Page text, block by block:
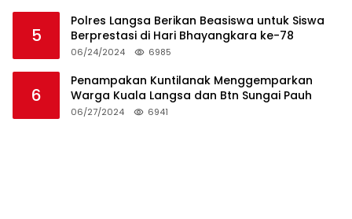
5
Polres Langsa Berikan Beasiswa untuk Siswa
Berprestasi di Hari Bhayangkara ke-78
06/24/2024 6985
6
Penampakan Kuntilanak Menggemparkan
Warga Kuala Langsa dan Btn Sungai Pauh
06/27/2024 6941